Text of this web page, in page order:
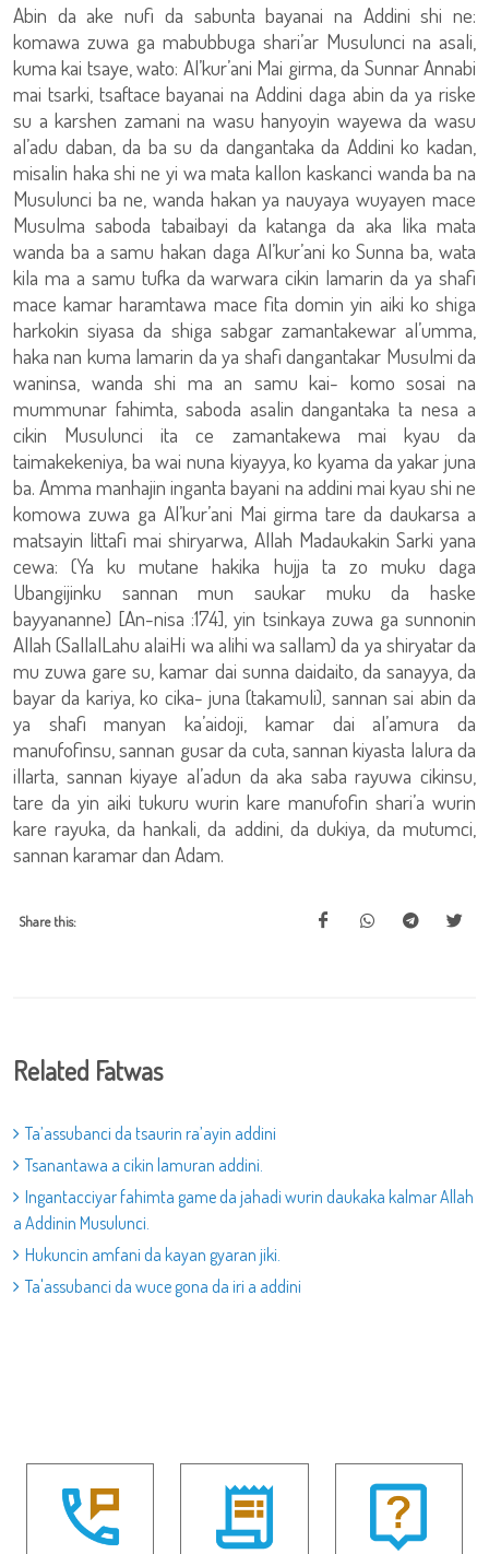
Abin da ake nufi da sabunta bayanai na Addini shi ne:
komawa zuwa ga mabubbuga shari’ar Musulunci na asali,
kuma kai tsaye, wato: Al’kur’ani Mai girma, da Sunnar Annabi
mai tsarki, tsaftace bayanai na Addini daga abin da ya riske
su a karshen zamani na wasu hanyoyin wayewa da wasu
al’adu daban, da ba su da dangantaka da Addini ko kadan,
misalin haka shi ne yi wa mata kallon kaskanci wanda ba na
Musulunci ba ne, wanda hakan ya nauyaya wuyayen mace
Musulma saboda tabaibayi da katanga da aka lika mata
wanda ba a samu hakan daga Al’kur’ani ko Sunna ba, wata
kila ma a samu tufka da warwara cikin lamarin da ya shafi
mace kamar haramtawa mace fita domin yin aiki ko shiga
harkokin siyasa da shiga sabgar zamantakewar al’umma,
haka nan kuma lamarin da ya shafi dangantakar Musulmi da
waninsa, wanda shi ma an samu kai- komo sosai na
mummunar fahimta, saboda asalin dangantaka ta nesa a
cikin Musulunci ita ce zamantakewa mai kyau da
taimakekeniya, ba wai nuna kiyayya, ko kyama da yakar juna
ba. Amma manhajin inganta bayani na addini mai kyau shi ne
komowa zuwa ga Al’kur’ani Mai girma tare da daukarsa a
matsayin littafi mai shiryarwa, Allah Madaukakin Sarki yana
cewa: (Ya ku mutane hakika hujja ta zo muku daga
Ubangijinku sannan mun saukar muku da haske
bayyananne) [An-nisa :174], yin tsinkaya zuwa ga sunnonin
Allah (SallalLahu alaiHi wa alihi wa sallam) da ya shiryatar da
mu zuwa gare su, kamar dai sunna daidaito, da sanayya, da
bayar da kariya, ko cika- juna (takamuli), sannan sai abin da
ya shafi manyan ka’aidoji, kamar dai al’amura da
manufofinsu, sannan gusar da cuta, sannan kiyasta lalura da
illarta, sannan kiyaye al’adun da aka saba rayuwa cikinsu,
tare da yin aiki tukuru wurin kare manufofin shari’a wurin
kare rayuka, da hankali, da addini, da dukiya, da mutumci,
sannan karamar dan Adam.
Share this:
Related Fatwas
Ta’assubanci da tsaurin ra’ayin addini
Tsanantawa a cikin lamuran addini.
Ingantacciyar fahimta game da jahadi wurin daukaka kalmar Allah
a Addinin Musulunci.
Hukuncin amfani da kayan gyaran jiki.
Ta'assubanci da wuce gona da iri a addini